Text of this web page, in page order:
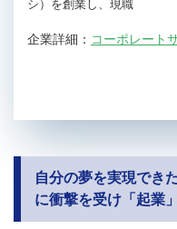
シ）を創業し、現職
企業詳細： コーポレート
自分の夢を実現でき
に衝撃を受け「起業